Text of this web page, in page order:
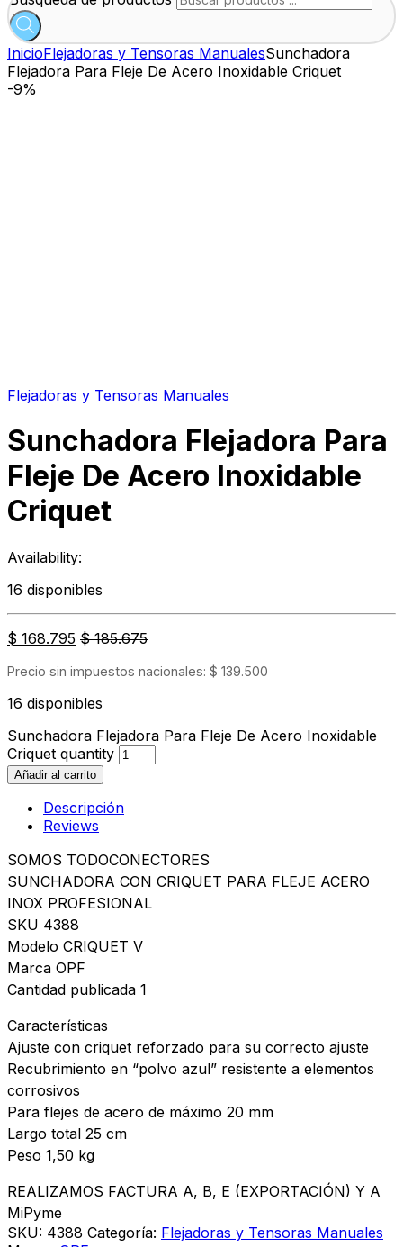
InicioFlejadoras y Tensoras ManualesSunchadora
Flejadora Para Fleje De Acero Inoxidable Criquet
-9%
Flejadoras y Tensoras Manuales
Sunchadora Flejadora Para
Fleje De Acero Inoxidable
Criquet
Availability:
16 disponibles
$ 168.795 $185.675
Precio sin impuestos nacionales: $ 139.500
16 disponibles
Sunchadora Flejadora Para Fleje De Acero Inoxidable
Criquet quantity
Añadir al carrito
Descripción
Reviews
SOMOS TODOCONECTORES
SUNCHADORA CON CRIQUET PARA FLEJE ACERO
INOX PROFESIONAL
SKU 4388
Modelo CRIQUET V
Marca OPF
Cantidad publicada 1
Características
Ajuste con criquet reforzado para su correcto ajuste
Recubrimiento en “polvo azul” resistente a elementos
corrosivos
Para flejes de acero de máximo 20 mm
Largo total 25 cm
Peso 1,50 kg
REALIZAMOS FACTURA A, B, E (EXPORTACIÓN) Y A
MiPyme
SKU: 4388 Categoría: Flejadoras y Tensoras Manuales